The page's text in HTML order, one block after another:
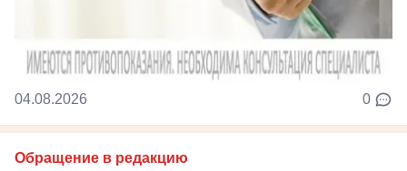
04.08.2026 0
Обращение в редакцию